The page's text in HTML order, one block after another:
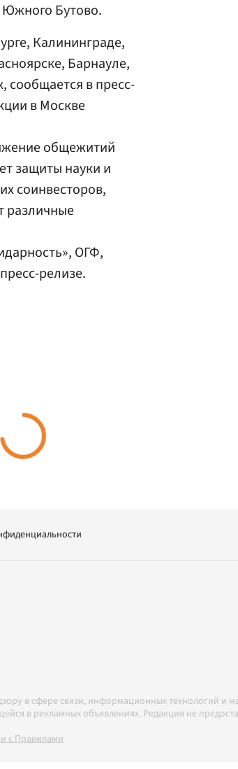
Бутово.
Калининграде,
Барнауле,
сообщается в пресс-
в Москве
общежитий
защиты науки и
соинвесторов,
различные
ОГФ,
релизе.
в сфере связи, информационных технологий и
в рекламных объявлениях. Редакция не
с Правилами